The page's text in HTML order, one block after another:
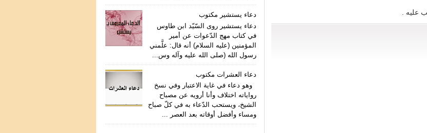
دعاء يستشير مكتوب
دعاء يستشير روى السّيّد ابن طاوس
في كتاب مهج الدّعوات عن أمير
المؤمنين (عليه السلام) أنه قال: علَّمني
رسول الله (صلى الله عليه وآله وس...
دعاء العشرات مكتوب
وهو دعاء في غاية الاعتبار وفي نسخ
رواياته اختلاف وأنا أرويه عن مصباح
الشيخ، ويستحب الدّعاء به في كلّ صباح
ومساء وأفضل أوقاته بعد العصر ...